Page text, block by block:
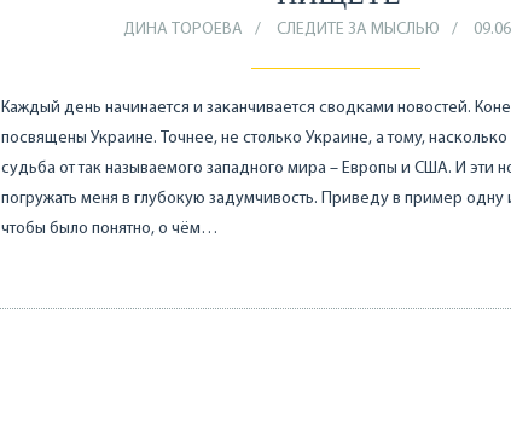
ДИНА ТОРОЕВА СЛЕДИТЕ ЗА МЫСЛЬЮ
Каждый день начинается и заканчивается сводками новостей.
посвящены Украине. Точнее, не столько Украине, а тому, насколько
судьба от так называемого западного мира – Европы и США. И эти
погружать меня в глубокую задумчивость. Приведу в пример одну
чтобы было понятно, о чём…